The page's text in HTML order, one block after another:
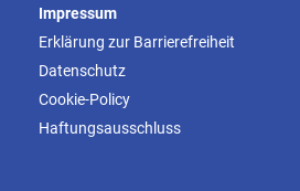
Impressum
Erklärung zur Barrierefreiheit
Datenschutz
Cookie-Policy
Haftungsausschluss